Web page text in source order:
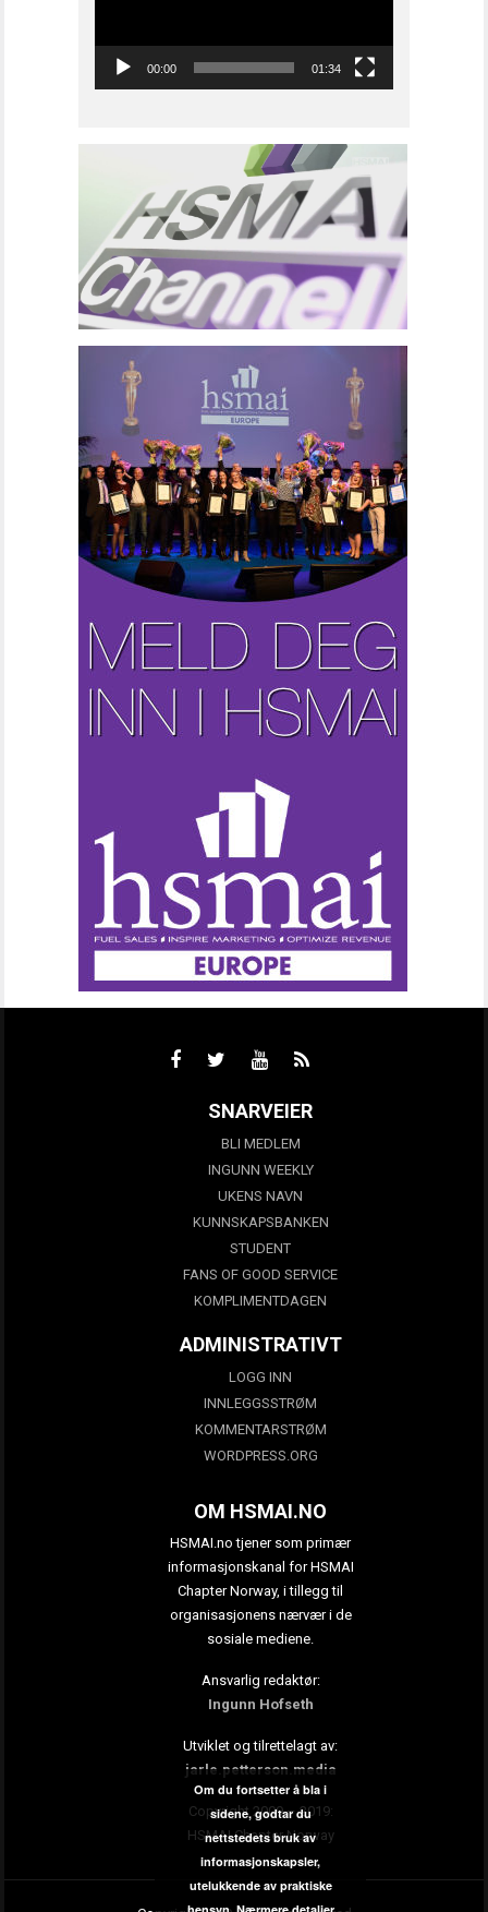
00:00 01:34
SNARVEIER
BLI MEDLEM
INGUNN WEEKLY
UKENS NAVN
KUNNSKAPSBANKEN
STUDENT
FANS OF GOOD SERVICE
KOMPLIMENTDAGEN
ADMINISTRATIVT
LOGG INN
INNLEGGSSTRØM
KOMMENTARSTRØM
WORDPRESS.ORG
OM HSMAI.NO
HSMAI.no tjener som primær
informasjonskanal for HSMAI
Chapter Norway, i tillegg til
organisasjonens nærvær i de
sosiale mediene.
Ansvarlig redaktør:
Ingunn Hofseth
Utviklet og tilrettelagt av:
jarle.petterson.media
Copyright 2009 – 2019:
HSMAI Chapter Norway
Om du fortsetter å bla i
sidene, godtar du
nettstedets bruk av
informasjonskapsler,
utelukkende av praktiske